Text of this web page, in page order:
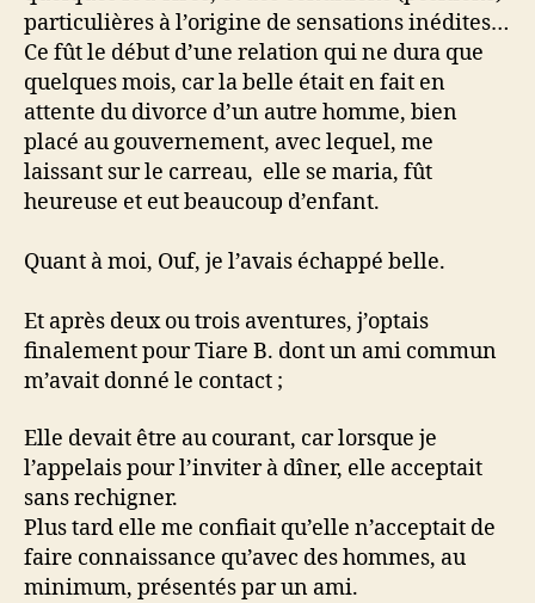
particulières à l’origine de sensations inédites…
Ce fût le début d’une relation qui ne dura que
quelques mois, car la belle était en fait en
attente du divorce d’un autre homme, bien
placé au gouvernement, avec lequel, me
laissant sur le carreau, elle se maria, fût
heureuse et eut beaucoup d’enfant.
Quant à moi, Ouf, je l’avais échappé belle.
Et après deux ou trois aventures, j’optais
finalement pour Tiare B. dont un ami commun
m’avait donné le contact ;
Elle devait être au courant, car lorsque je
l’appelais pour l’inviter à dîner, elle acceptait
sans rechigner.
Plus tard elle me confiait qu’elle n’acceptait de
faire connaissance qu’avec des hommes, au
minimum, présentés par un ami.